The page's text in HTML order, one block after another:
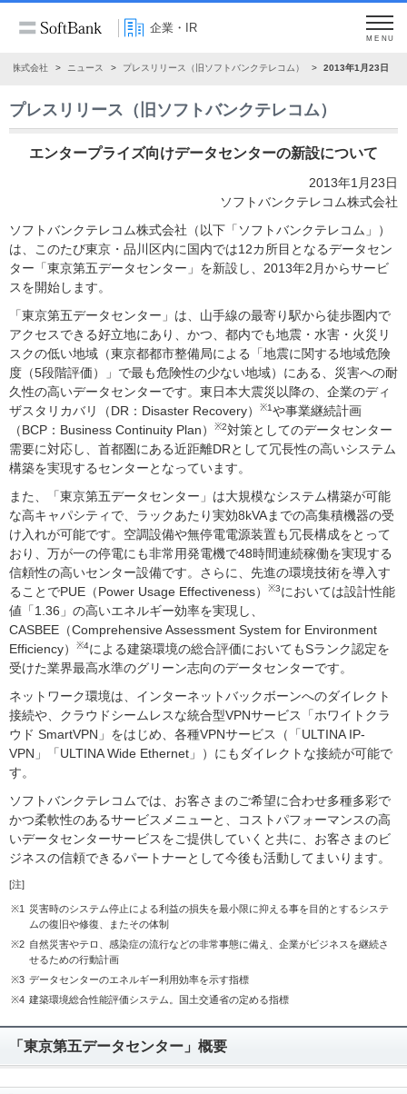
企業・IR
MENU
ク株式会社 ニュース プレスリリース（旧ソフトバンクテレコム） 2013年1月23日
プレスリリース（旧ソフトバンクテレコム）
エンタープライズ向けデータセンターの新設について
2013年1月23日
ソフトバンクテレコム株式会社
ソフトバンクテレコム株式会社（以下「ソフトバンクテレコム」）
は、このたび東京・品川区内に国内では12カ所目となるデータセン
ター「東京第五データセンター」を新設し、2013年2月からサービ
スを開始します。
「東京第五データセンター」は、山手線の最寄り駅から徒歩圏内で
アクセスできる好立地にあり、かつ、都内でも地震・水害・火災リ
スクの低い地域（東京都都市整備局による「地震に関する地域危険
度（5段階評価）」で最も危険性の少ない地域）にある、災害への耐
久性の高いデータセンターです。東日本大震災以降の、企業のディ
ザスタリカバリ（DR：Disaster Recovery）
※1や事業継続計画
（BCP：Business Continuity Plan）
※2対策としてのデータセンター
需要に対応し、首都圏にある近距離DRとして冗長性の高いシステム
構築を実現するセンターとなっています。
また、「東京第五データセンター」は大規模なシステム構築が可能
な高キャパシティで、ラックあたり実効8kVAまでの高集積機器の受
け入れが可能です。空調設備や無停電電源装置も冗長構成をとって
おり、万が一の停電にも非常用発電機で48時間連続稼働を実現する
信頼性の高いセンター設備です。さらに、先進の環境技術を導入す
ることでPUE（Power Usage Effectiveness）
※3においては設計性能
値「1.36」の高いエネルギー効率を実現し、
CASBEE（Comprehensive Assessment System for Environment
Efficiency）
※4による建築環境の総合評価においてもSランク認定を
受けた業界最高水準のグリーン志向のデータセンターです。
ネットワーク環境は、インターネットバックボーンへのダイレクト
接続や、クラウドシームレスな統合型VPNサービス「ホワイトクラ
ウド SmartVPN」をはじめ、各種VPNサービス（「ULTINA IP-
VPN」「ULTINA Wide Ethernet」）にもダイレクトな接続が可能で
す。
ソフトバンクテレコムでは、お客さまのご希望に合わせ多種多彩で
かつ柔軟性のあるサービスメニューと、コストパフォーマンスの高
いデータセンターサービスをご提供していくと共に、お客さまのビ
ジネスの信頼できるパートナーとして今後も活動してまいります。
[注]
※1
災害時のシステム停止による利益の損失を最小限に抑える事を目的とするシステ
ムの復旧や修復、またその体制
※2 自然災害やテロ、感染症の流行などの非常事態に備え、企業がビジネスを継続さ
せるための行動計画
※3 データセンターのエネルギー利用効率を示す指標
※4 建築環境総合性能評価システム。国土交通省の定める指標
「東京第五データセンター」概要